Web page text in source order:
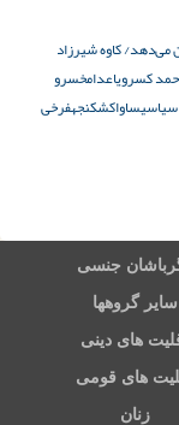
می‌دهد/ کاوه شیرزاد
کسرویاعدامخسرو
سیاسیساواکشکنجهفرخی
جنسی
سایر گروهها
های دینی
های قومی
زنان